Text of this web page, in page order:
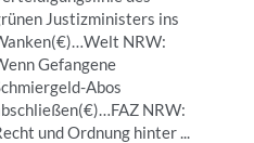
Justizministers ins
NRW:
Gefangene
Abos
NRW:
und Ordnung hinter ...